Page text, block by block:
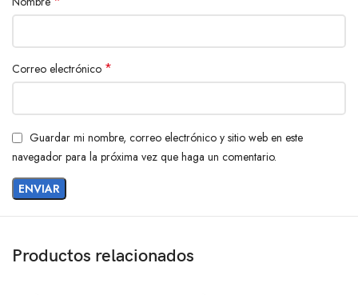
Correo electrónico *
Guardar mi nombre, correo electrónico y sitio web en este
navegador para la próxima vez que haga un comentario.
Productos relacionados